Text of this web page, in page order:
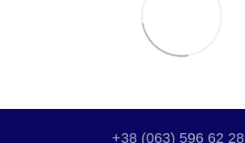
+38 (063) 596 62 28